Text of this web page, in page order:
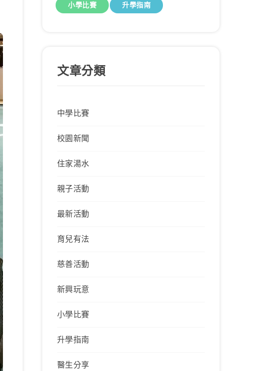
小學比賽 升學指南
文章分類
中學比賽
校園新聞
住家湯水
親子活動
最新活動
育兒有法
慈善活動
新興玩意
小學比賽
升學指南
醫生分享